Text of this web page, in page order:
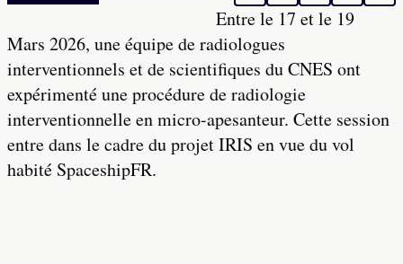
Entre le 17 et le 19
Mars 2026, une équipe de radiologues
interventionnels et de scientifiques du CNES ont
expérimenté une procédure de radiologie
interventionnelle en micro-apesanteur. Cette session
entre dans le cadre du projet IRIS en vue du vol
habité SpaceshipFR.